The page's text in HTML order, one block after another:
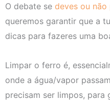
O debate se deves ou não
queremos garantir que a
dicas para fazeres uma
Limpar o ferro é,
onde a água/vapor
precisam ser limpos,